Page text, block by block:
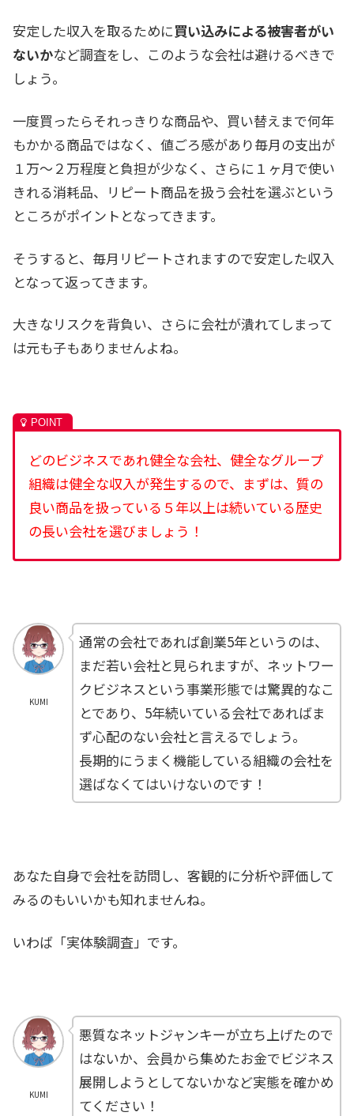
安定した収入を取るために買い込みによる被害者がい
ないかなど調査をし、このような会社は避けるべきで
しょう。
一度買ったらそれっきりな商品や、買い替えまで何年
もかかる商品ではなく、値ごろ感があり毎月の支出が
１万～２万程度と負担が少なく、さらに１ヶ月で使い
きれる消耗品、リピート商品を扱う会社を選ぶという
ところがポイントとなってきます。
そうすると、毎月リピートされますので安定した収入
となって返ってきます。
大きなリスクを背負い、さらに会社が潰れてしまって
は元も子もありませんよね。
どのビジネスであれ健全な会社、健全なグループ
組織は健全な収入が発生するので、まずは、質の
良い商品を扱っている５年以上は続いている歴史
の長い会社を選びましょう！
KUMI
通常の会社であれば創業5年というのは、
まだ若い会社と見られますが、ネットワー
クビジネスという事業形態では驚異的なこ
とであり、5年続いている会社であればま
ず心配のない会社と言えるでしょう。
長期的にうまく機能している組織の会社を
選ばなくてはいけないのです！
あなた自身で会社を訪問し、客観的に分析や評価して
みるのもいいかも知れませんね。
いわば「実体験調査」です。
KUMI
悪質なネットジャンキーが立ち上げたので
はないか、会員から集めたお金でビジネス
展開しようとしてないかなど実態を確かめ
てください！